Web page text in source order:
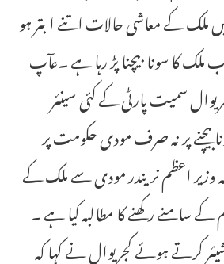
کے معاشی حالات اتنے ابتر ہو
کا سونا بیچنا پڑ رہا ہے ۔عآپ
سمیت پارٹی کے کئی سینئر
بیچنے پر نہ صرف مودی حکومت پر
وزیر اعظم نریندر مودی سے ملک کے
سامنے رکھنے کا مطالبہ کیا ہے ۔
کرتے ہوئے کجریوال نے کہا کہ